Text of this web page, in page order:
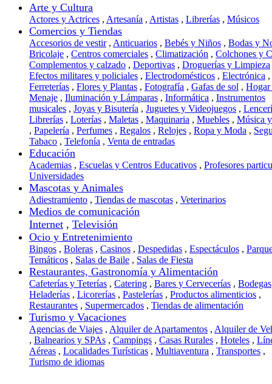
Arte y Cultura
Actores y Actrices , Artesanía , Artistas , Librerías , Músicos
Comercios y Tiendas
Accesorios de vestir, Anticuarios , Bebés y Niños , Bodas y
Bricolaje , Centros comerciales , Climatización , Colchones y
Complementos y calzado , Deportivas , Droguerías y Limpieza
Efectos militares y policiales , Electrodomésticos , Electrónica ,
Ferreterías , Flores y Plantas , Fotografía , Gafas de sol ,
Menaje , Iluminación y Lámparas , Informática , Instrumentos
musicales , Joyas y Bisutería , Juguetes y Videojuegos ,
Librerías , Loterías , Maletas , Maquinaria , Muebles , Música
, Papelería , Perfumes , Regalos , Relojes , Ropa y Moda ,
Tabaco , Telefonía , Venta de entradas
Educación
Academias , Escuelas y Centros Educativos , Profesores
Universidades
Mascotas y Animales
Adiestramiento , Tiendas de mascotas , Veterinarios
Medios de comunicación
Internet , Televisión
Ocio y Entretenimiento
Bingos , Boleras , Casinos , Despedidas , Espectáculos ,
Temáticos , Salas de Baile , Salas de Fiesta
Restaurantes, Gastronomía y Alimentación
Cafeterías y Teterías , Catering , Bares y Cervecerías , Bodegas
Heladerías , Licorerías , Pastelerías , Productos alimenticios ,
Restaurantes , Supermercados , Tiendas de alimentación
Turismo y Vacaciones
Agencias de Viajes , Alquiler de Apartamentos , Alquiler de
, Balnearios y SPAs , Campings , Casas Rurales , Hoteles ,
Aéreas , Localidades Turísticas , Multiaventura , Transportes ,
Turismo de idiomas